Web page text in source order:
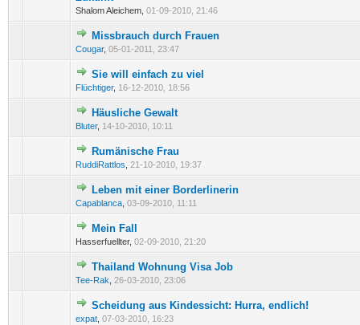
Shalom Aleichem, 01-09-2010, 21:46
Missbrauch durch Frauen
Cougar, 05-01-2011, 23:47
0 Bewertung(en) - 0 von 5 durchschnittlich
123 45
Sie will einfach zu viel
Flüchtiger, 16-12-2010, 18:56
0 Bewertung(en) - 0 von 5 durchschnittlich
12345
Häusliche Gewalt
Bluter, 14-10-2010, 10:11
0 Bewertung(en) - 0 von 5 durchschnittlich
12345
Rumänische Frau
RuddiRattlos 21-10-2010, 19:37
0 Bewertung(en) - 0 von 5 durchschnittlich
12345
Leben mit einer Borderlinerin
Capablanca 03-09-2010, 11:11
0 Bewertung(en) - 0 von 5 durchschnittlich
12 345
Mein Fall
Hasserfuellter, 02-09-2010, 21:20
0 Bewertung(en) - 0 von 5 durchschnittlich
1
Thailand Wohnung Visa Job
Tee-Rak 26-03-2010, 23:06
0 Bewertung(en) - 0 von 5 durchschnittlich
1 2345
Scheidung aus Kindessicht: Hurra, endlich!
expat 07-03-2010, 16:23
1 Bewertung(en) - 5 von 5 durchschnittlich
12 345